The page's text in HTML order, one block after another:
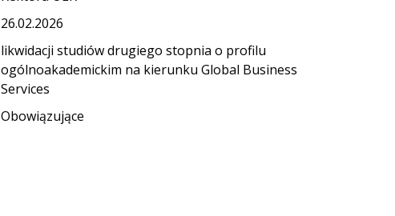
26.02.2026
likwidacji studiów drugiego stopnia o profilu
ogólnoakademickim na kierunku Global Business
Services
Obowiązujące